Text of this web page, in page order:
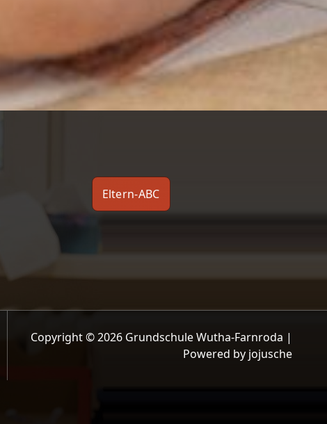
Eltern-ABC
Copyright © 2026 Grundschule Wutha-Farnroda |
Powered by jojusche